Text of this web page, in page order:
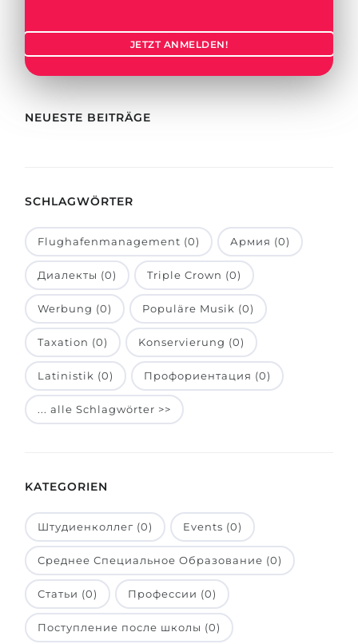
BERUFE
Beispiel-Stellenangebote
Holland-Test
Interessenkarte-Test
RIASEC-Test
Erfolgzu
100%
Unsere Studierenden werden
BERATUNG!
BEWERBEN FÜR FACHRICHTUNG …
Medizin
Physik
BEWERBEN AUS …
Russland
Ukraine
Kasachstan
Aserbaidschan
Armenien
Belarus
Anderes Land
JETZT ANMELDEN!
NEUESTE BEITRÄGE
SCHLAGWÖRTER
Flughafenmanagement (0) Армия (0)
Диалекты (0) Triple Crown (0)
Werbung (0) Populäre Musik (0)
Taxation (0) Konservierung (0)
Latinistik (0) Профориентация (0)
... alle Schlagwörter >>
KATEGORIEN
Штудиенколлег (0) Events (0)
Среднее Специальное Образование (0)
Статьи (0) Профессии (0)
Поступление после школы (0)